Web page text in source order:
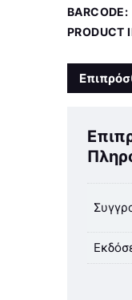
BARCODE:
PRODUCT